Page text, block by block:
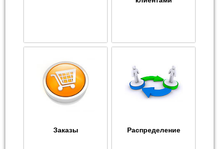
Заказы Распределение